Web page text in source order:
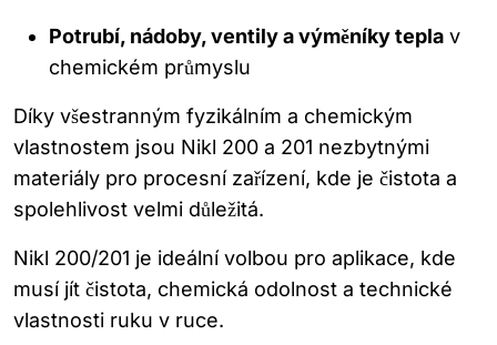
Potrubí, nádoby, ventily a výměníky tepla v
chemickém průmyslu
Díky všestranným fyzikálním a chemickým
vlastnostem jsou Nikl 200 a 201 nezbytnými
materiály pro procesní zařízení, kde je čistota a
spolehlivost velmi důležitá.
Nikl 200/201 je ideální volbou pro aplikace, kde
musí jít čistota, chemická odolnost a technické
vlastnosti ruku v ruce.